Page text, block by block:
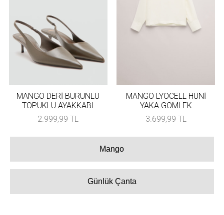
MANGO DERİ BURUNLU
TOPUKLU AYAKKABI
2.999,99 TL
MANGO LYOCELL HUNİ
YAKA GÖMLEK
3.699,99 TL
Mango
Günlük Çanta